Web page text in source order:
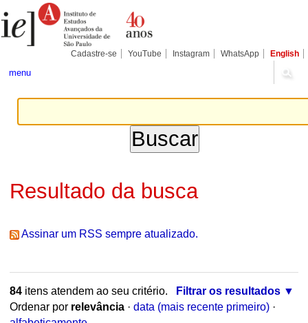
para
conteúdo.
Pessoais
Cadastre-se YouTube Instagram WhatsApp English
menu
Resultado da busca
Assinar um RSS sempre atualizado.
84itens atendem ao seu critério.
Filtrar os resultados
Ordenar por relevância · data (mais recente primeiro) ·